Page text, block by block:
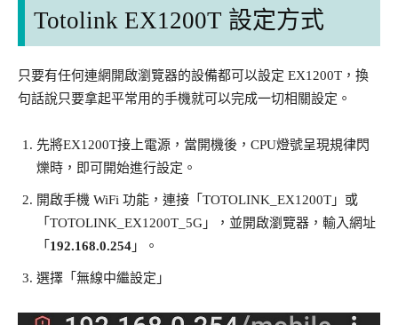
Totolink EX1200T 設定方式
只要有任何連網開啟瀏覽器的設備都可以設定 EX1200T，換
句話說只要拿起平常用的手機就可以完成一切相關設定。
先將EX1200T接上電源，當開機後，CPU燈號呈現規律閃
爍時，即可開始進行設定。
開啟手機 WiFi 功能，連接「TOTOLINK_EX1200T」或
「TOTOLINK_EX1200T_5G」，並開啟瀏覽器，輸入網址
「 192.168.0.254 」。
選擇「無線中繼設定」